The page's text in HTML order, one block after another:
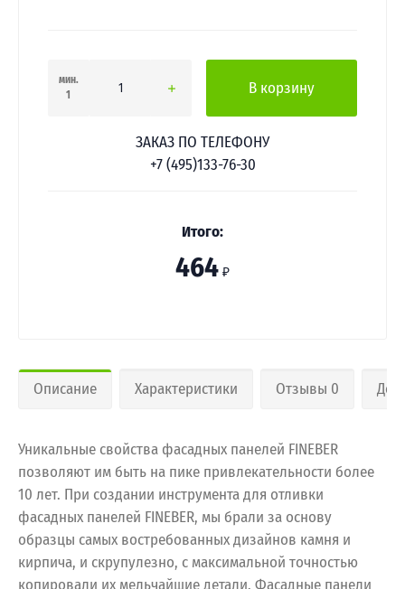
мин.
1
В корзину
ЗАКАЗ ПО ТЕЛЕФОНУ
+7 (495)133-76-30
Итого:
464 ₽
Описание Характеристики Отзывы 0
Уникальные свойства фасадных панелей FINEBER
позволяют им быть на пике привлекательности более
10 лет. При создании инструмента для отливки
фасадных панелей FINEBER, мы брали за основу
образцы самых востребованных дизайнов камня и
кирпича, и скрупулезно, с максимальной точностью
копировали их мельчайшие детали. Фасадные панели